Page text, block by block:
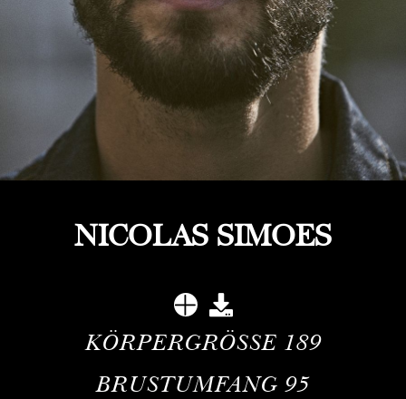
NICOLAS SIMOES
KÖRPERGRÖSSE 189
BRUSTUMFANG 95